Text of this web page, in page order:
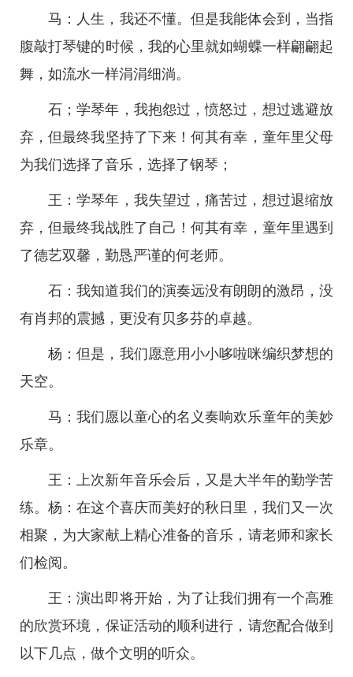
马：人生，我还不懂。但是我能体会到，当指
腹敲打琴键的时候，我的心里就如蝴蝶一样翩翩起
舞，如流水一样涓涓细淌。
石；学琴年，我抱怨过，愤怒过，想过逃避放
弃，但最终我坚持了下来！何其有幸，童年里父母
为我们选择了音乐，选择了钢琴；
王：学琴年，我失望过，痛苦过，想过退缩放
弃，但最终我战胜了自己！何其有幸，童年里遇到
了德艺双馨，勤恳严谨的何老师。
石：我知道我们的演奏远没有朗朗的激昂，没
有肖邦的震撼，更没有贝多芬的卓越。
杨：但是，我们愿意用小小哆啦咪编织梦想的
天空。
马：我们愿以童心的名义奏响欢乐童年的美妙
乐章。
王：上次新年音乐会后，又是大半年的勤学苦
练。杨：在这个喜庆而美好的秋日里，我们又一次
相聚，为大家献上精心准备的音乐，请老师和家长
们检阅。
王：演出即将开始，为了让我们拥有一个高雅
的欣赏环境，保证活动的顺利进行，请您配合做到
以下几点，做个文明的听众。